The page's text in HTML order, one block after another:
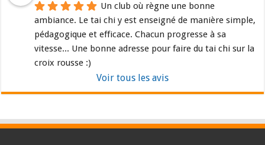
Un club où règne une bonne
ambiance. Le tai chi y est enseigné de manière simple,
pédagogique et efficace. Chacun progresse à sa
vitesse... Une bonne adresse pour faire du tai chi sur la
croix rousse :)
Voir tous les avis